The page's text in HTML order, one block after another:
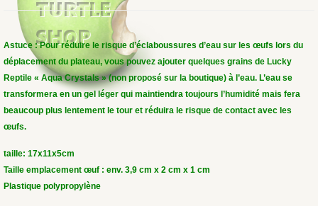
Astuce : Pour réduire le risque d’éclaboussures d’eau sur les œufs lors du
déplacement du plateau, vous pouvez ajouter quelques grains de Lucky
Reptile « Aqua Crystals » (non proposé sur la boutique) à l’eau. L’eau se
transformera en un gel léger qui maintiendra toujours l’humidité mais fera
beaucoup plus lentement le tour et réduira le risque de contact avec les
œufs.
taille: 17x11x5cm
Taille emplacement œuf : env. 3,9 cm x 2 cm x 1 cm
Plastique polypropylène